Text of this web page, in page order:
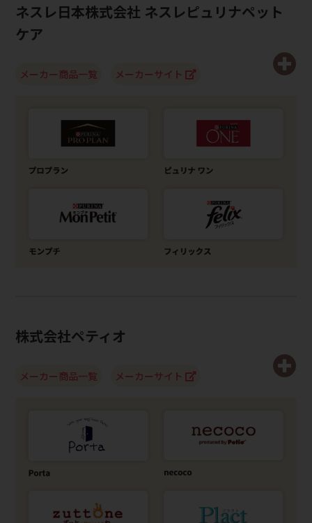
ネスレ日本株式会社 ネスレピュリナペット
ケア
メーカー商品一覧 メーカーサイト
株式会社ペティオ
メーカー商品一覧 メーカーサイト